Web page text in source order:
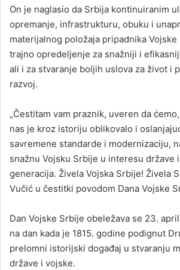
On je naglasio da Srbija kontinuiranim
opremanje, infrastrukturu, obuku i
materijalnog položaja pripadnika
trajno opredeljenje za snažniji i
ali i za stvaranje boljih uslova za život i
razvoj.
„Čestitam vam praznik, uveren da
nas je kroz istoriju oblikovalo i
savremene standarde i modernizaciju,
snažnu Vojsku Srbije u interesu države
generacija. Živela Vojska Srbije! Živela
Vučić u čestitki povodom Dana Vojske
Dan Vojske Srbije obeležava se 23.
na dan kada je 1815. godine podignut
prelomni istorijski događaj u stvaranju
države i vojske.